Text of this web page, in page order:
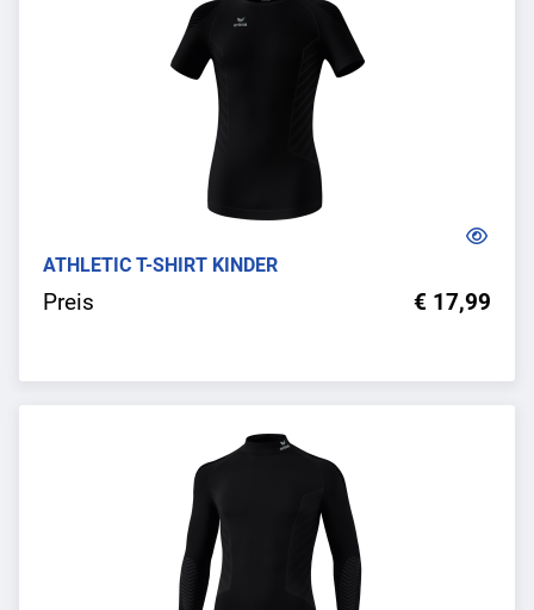
ATHLETIC T-SHIRT KINDER
Preis € 17,99